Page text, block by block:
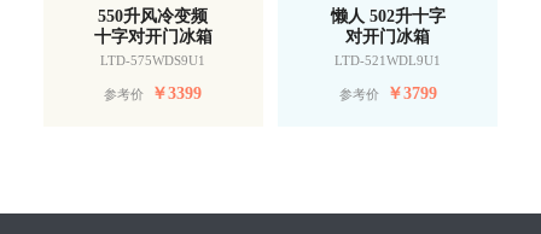
550升风冷变频
十字对开门冰箱
LTD-575WDS9U1
参考价 ￥3399
懒人 502升十字
对开门冰箱
LTD-521WDL9U1
参考价 ￥3799